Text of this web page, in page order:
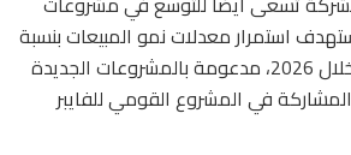
استمرار معدلات نمو المبيعات بنسبة
تصل إلى 100% سنويًا خلال 2026، مدعومة بالمشروعات الجديدة
في المشروع القومي للفايبر